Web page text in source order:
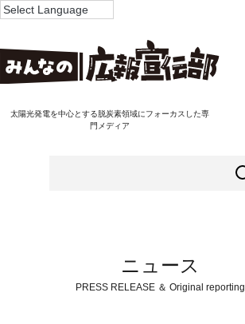
太陽光発電を中心とする脱炭素領域にフォーカスした専
門メディア
ニュース
PRESS RELEASE ＆ Original reporting